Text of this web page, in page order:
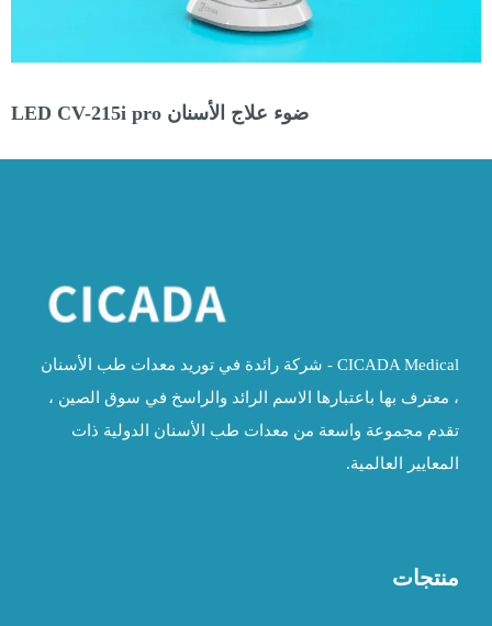
مصباح علاج الأسنان LED CV-215 GUN (MHP)
CICADA Medical - شركة رائدة في توريد معدات طب الأسنان
، معترف بها باعتبارها الاسم الرائد والراسخ في سوق الصين ،
تقدم مجموعة واسعة من معدات طب الأسنان الدولية ذات
المعايير العالمية.
منتجات